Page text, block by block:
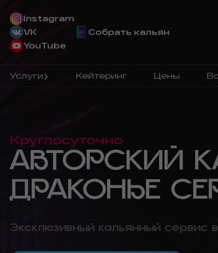
Instagram
VK
YouTube
Собрать кальян
Услуги Кейтеринг Цены
Круглосуточно
ДРАКОНЬЕ